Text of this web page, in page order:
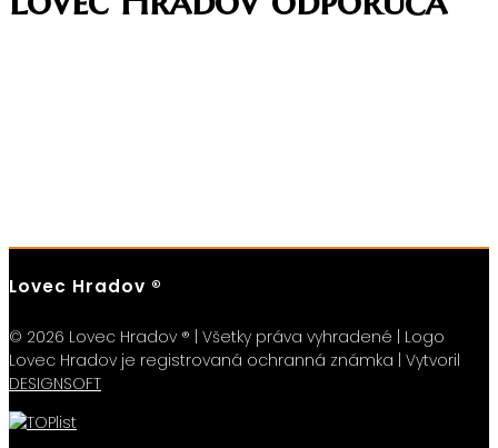
Lovec Hradov ®
© 2026 Lovec Hradov ® | Všetky práva vyhradené | Logo
Lovec Hradov je registrovaná ochranná známka | Vytvoril
DESIGNSOFT